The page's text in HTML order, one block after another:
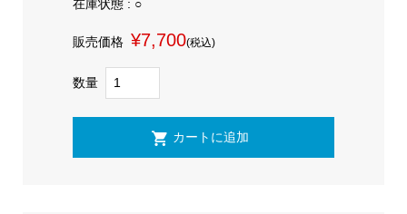
在庫状態 : ○
販売価格 ¥7,700(税込)
数量